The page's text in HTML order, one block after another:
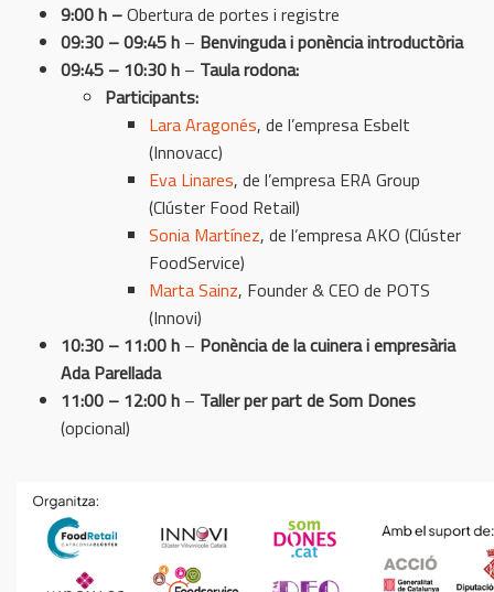
9:00 h –Obertura de portes i registre
09:30 – 09:45 h – Benvinguda i ponència introductòria
09:45 – 10:30 h – Taula rodona:
Participants:
Lara Aragonés, de l’empresa Esbelt
(Innovacc)
Eva Linares, de l’empresa ERA Group
(Clúster Food Retail)
Sonia Martínez, de l’empresa AKO (Clúster
FoodService)
Marta Sainz, Founder & CEO de POTS
(Innovi)
10:30 – 11:00 h – Ponència de la cuinera i empresària
Ada Parellada
11:00 – 12:00 h – Taller per part de Som Dones
(opcional)